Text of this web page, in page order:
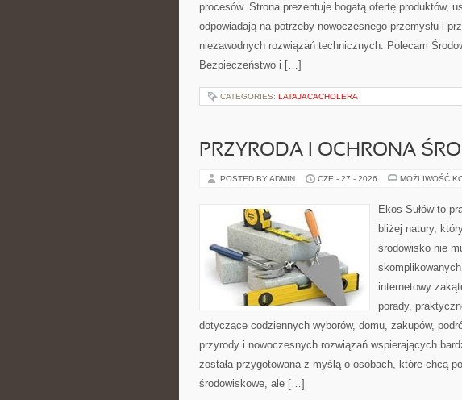
procesów. Strona prezentuje bogatą ofertę produktów,
odpowiadają na potrzeby nowoczesnego przemysłu i
niezawodnych rozwiązań technicznych. Polecam
Bezpieczeństwo i […]
CATEGORIES: LATAJACACHOLERA
PRZYRODA I OCHRONA
POSTED BY ADMIN CZE - 27 - 2026 MOŻLIWOŚĆ
Ekos-Sułów to
bliżej natury,
środowisko nie
internetowy
porady,
dotyczące codziennych wyborów, domu, zakupów,
przyrody i nowoczesnych rozwiązań wspierających
została przygotowana z myślą o osobach, które chcą
środowiskowe, ale […]